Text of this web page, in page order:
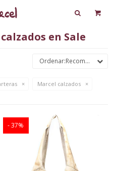
en Sale
Recomendados
Marcel calzados
37